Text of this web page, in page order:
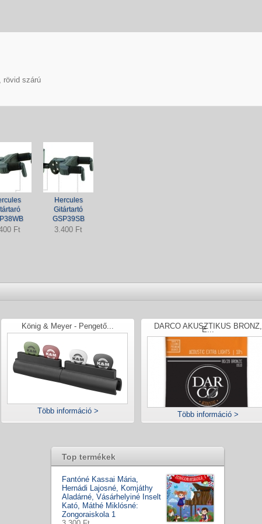
rövid szárú
Ft
Hercules
Gitártartó
GSP39SB
3.400 Ft
König & Meyer - Pengető...
Több információ >
DARCO AKUSZTIKUS BRONZ,
E...
Több információ >
Top termékek
Fantóné Kassai Mária,
Hernádi Lajosné, Komjáthy
Aladárné, Vásárhelyiné Inselt
Kató, Máthé Miklósné:
Zongoraiskola 1